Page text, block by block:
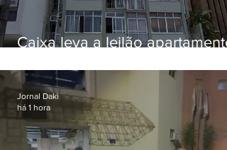
Caixa leva a leilão apartamento
Botafogo
Jornal Daki
há 1 hora